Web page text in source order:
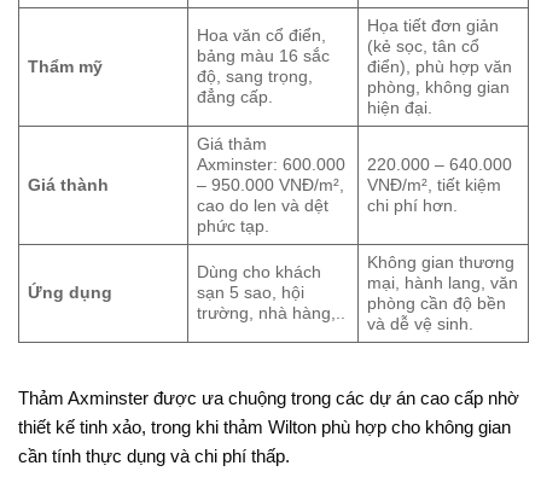
Thẩm mỹ
Hoa văn cổ điển,
bảng màu 16 sắc
độ, sang trọng,
đẳng cấp.
Họa tiết đơn giản
(kẻ sọc, tân cổ
điển), phù hợp văn
phòng, không gian
hiện đại.
Giá thành
Giá thảm
Axminster: 600.000
– 950.000 VNĐ/m²,
cao do len và dệt
phức tạp.
220.000 – 640.000
VNĐ/m², tiết kiệm
chi phí hơn.
Ứng dụng
Dùng cho khách
sạn 5 sao, hội
trường, nhà hàng,..
Không gian thương
mại, hành lang, văn
phòng cần độ bền
và dễ vệ sinh.
Thảm Axminster được ưa chuộng trong các dự án cao cấp nhờ
thiết kế tinh xảo, trong khi thảm Wilton phù hợp cho không gian
cần tính thực dụng và chi phí thấp.